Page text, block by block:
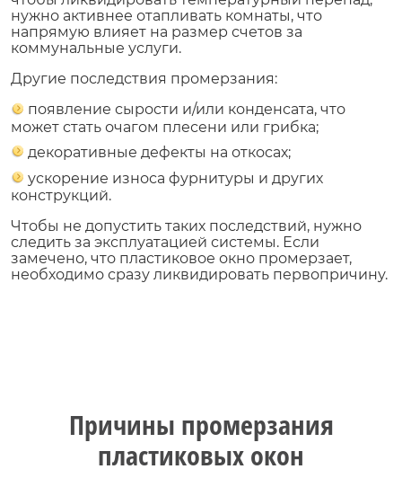
нужно активнее отапливать комнаты, что
напрямую влияет на размер счетов за
коммунальные услуги.
Другие последствия промерзания:
появление сырости и/или конденсата, что
может стать очагом плесени или грибка;
декоративные дефекты на откосах;
ускорение износа фурнитуры и других
конструкций.
Чтобы не допустить таких последствий, нужно
следить за эксплуатацией системы. Если
замечено, что пластиковое окно промерзает,
необходимо сразу ликвидировать первопричину.
Причины промерзания
пластиковых окон